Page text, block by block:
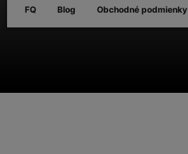
FQ Blog Obchodné podmienky